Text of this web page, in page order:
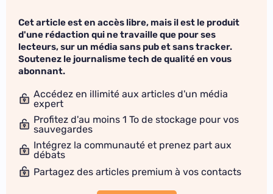
Cet article est en accès libre, mais il est le produit
d'une rédaction qui ne travaille que pour ses
lecteurs, sur un média sans pub et sans tracker.
Soutenez le journalisme tech de qualité en vous
abonnant.
Accédez en illimité aux articles d'un média
expert
Profitez d'au moins 1 To de stockage pour vos
sauvegardes
Intégrez la communauté et prenez part aux
débats
Partagez des articles premium à vos contacts